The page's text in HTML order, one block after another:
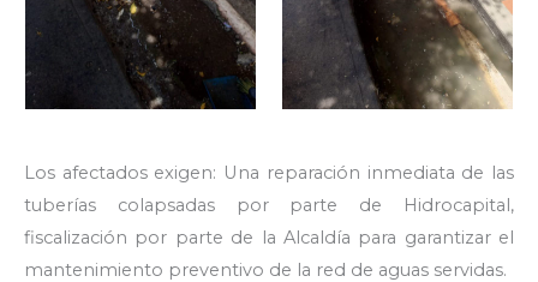
Los afectados exigen: Una reparación inmediata de las
tuberías colapsadas por parte de Hidrocapital,
fiscalización por parte de la Alcaldía para garantizar el
mantenimiento preventivo de la red de aguas servidas.